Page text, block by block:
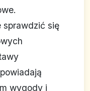
sprawdzić się
wygody i